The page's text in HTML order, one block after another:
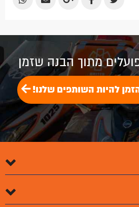
Share
Share
Share
Share
Share
פועלים מתוך הבנה שזמן
להיות השותפים שלנו!